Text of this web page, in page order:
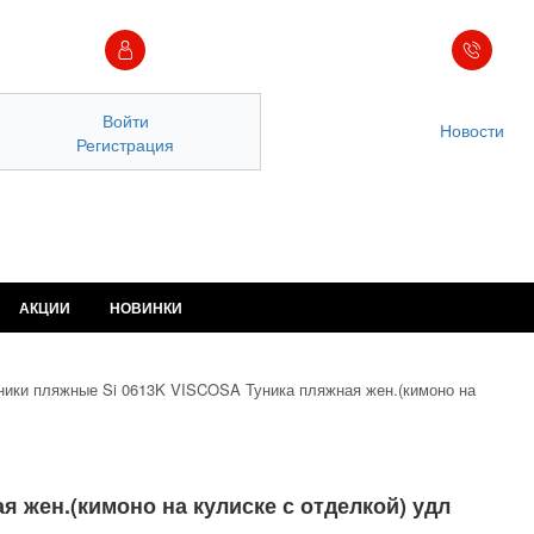
Войти
Регистрация
Новости
АКЦИИ НОВИНКИ
пляжные Si 0613K VISCOSA Туника пляжная жен.(кимоно на
жен.(кимоно на кулиске с отделкой) удл